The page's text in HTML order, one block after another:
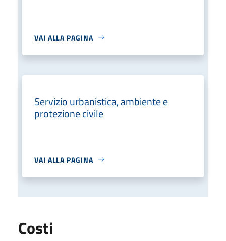
VAI ALLA PAGINA
Servizio urbanistica, ambiente e
protezione civile
VAI ALLA PAGINA
Costi